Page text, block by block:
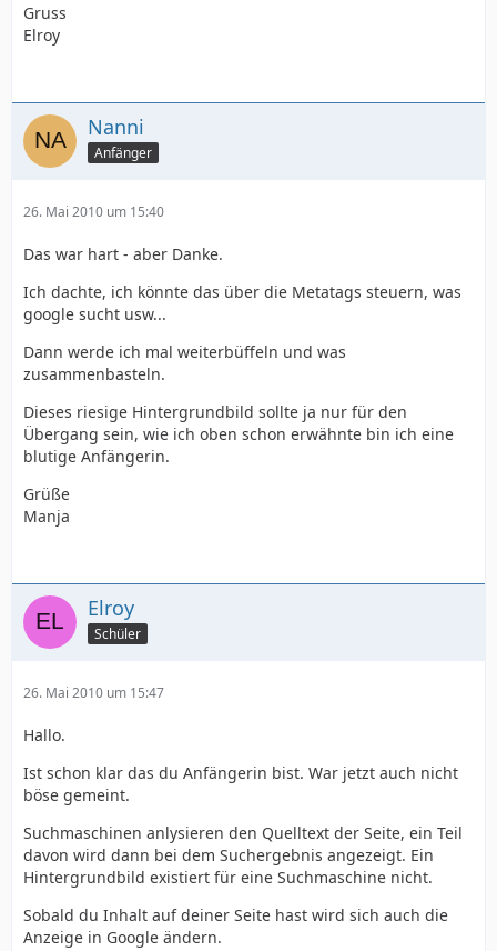
Gruss
Elroy
Nanni
Anfänger
26. Mai 2010 um 15:40
Das war hart - aber Danke.
Ich dachte, ich könnte das über die Metatags steuern, was
google sucht usw...
Dann werde ich mal weiterbüffeln und was
zusammenbasteln.
Dieses riesige Hintergrundbild sollte ja nur für den
Übergang sein, wie ich oben schon erwähnte bin ich eine
blutige Anfängerin.
Grüße
Manja
Elroy
Schüler
26. Mai 2010 um 15:47
Hallo.
Ist schon klar das du Anfängerin bist. War jetzt auch nicht
böse gemeint.
Suchmaschinen anlysieren den Quelltext der Seite, ein Teil
davon wird dann bei dem Suchergebnis angezeigt. Ein
Hintergrundbild existiert für eine Suchmaschine nicht.
Sobald du Inhalt auf deiner Seite hast wird sich auch die
Anzeige in Google ändern.